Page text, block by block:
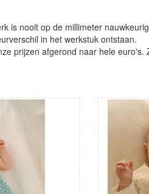
is nooit op de millimeter
in het werkstuk ontstaan.
prijzen afgerond naar hele